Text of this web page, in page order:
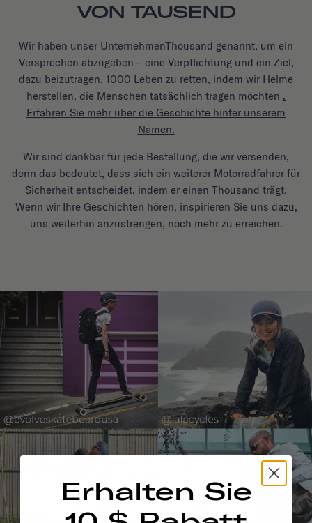
VON TAUSEND
Wir haben unser UnternehmenThousand genannt, um ein
Versprechen abzugeben – eine Verpflichtung und ein Ziel,
dazu beizutragen, 1000 Leben zu retten, indem wir Helme
herstellen, die Menschen tatsächlich tragen möchten .
Erfahren Sie mehr über die Geschichte hinter unserem
Namen.
Wir sind dankbar für jede Bestellung, die wir versenden,
denn das bedeutet, dass sich ein weiterer Motorradfahrer für
Sicherheit entscheidet, indem er einen Thousand trägt.
Wenn wir Ihre Geschichten hören, inspirieren Sie uns dazu,
uns weiterhin anzustrengen, noch mehr zu erreichen.
Erhalten Sie